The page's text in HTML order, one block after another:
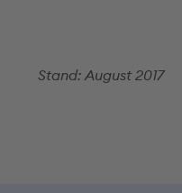
Stand: August 2017